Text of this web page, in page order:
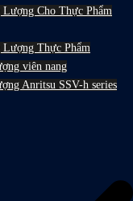
Cho Thực Phẩm
Thực Phẩm
viên nang
Anritsu SSV-h series